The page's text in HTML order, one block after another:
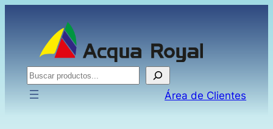
contenido
Buscar
Área de Clientes